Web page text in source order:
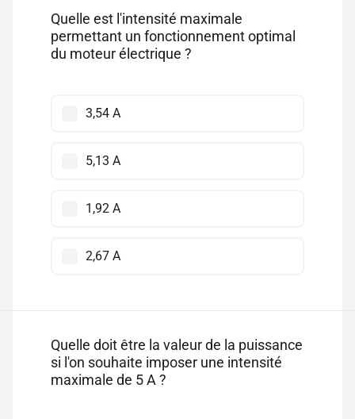
Quelle est l'intensité maximale
permettant un fonctionnement optimal
du moteur électrique ?
3,54 A
5,13 A
1,92 A
2,67 A
Quelle doit être la valeur de la puissance
si l'on souhaite imposer une intensité
maximale de 5 A ?